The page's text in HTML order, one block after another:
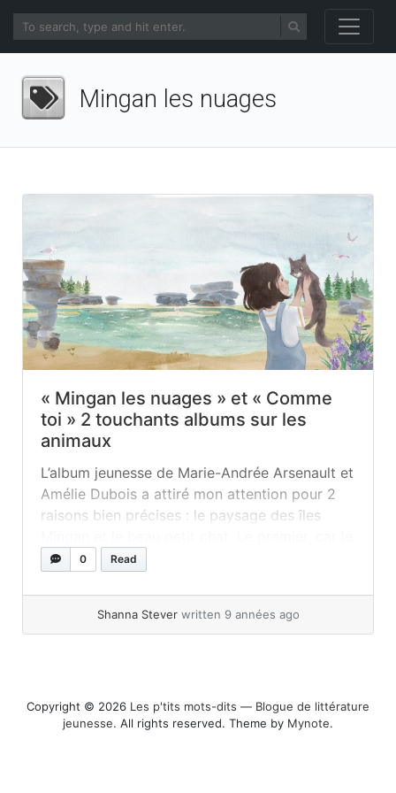
Mingan les nuages
« Mingan les nuages » et « Comme
toi » 2 touchants albums sur les
animaux
L’album jeunesse de Marie-Andrée Arsenault et
Amélie Dubois a attiré mon attention pour 2
raisons bien précises : le paysage des îles
reconnais facilement ce paysage de ma Côte-
et le second, car mon amour pour les animaux
read more
0 Read
Shanna Stever written 9 années ago
Copyright © 2026 Les p'tits mots-dits ― Blogue de littérature
jeunesse. All rights reserved. Theme by Mynote.